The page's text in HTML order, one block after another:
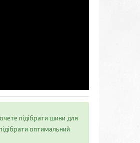
підібрати шини для
оптимальний